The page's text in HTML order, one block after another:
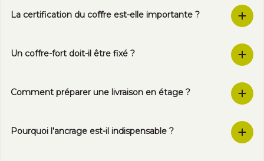
La certification du coffre est-elle importante ?
Un coffre-fort doit-il être fixé ?
Comment préparer une livraison en étage ?
Pourquoi l’ancrage est-il indispensable ?